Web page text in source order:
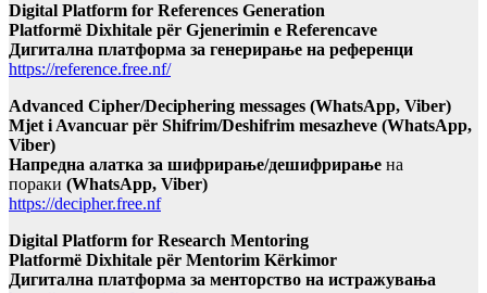
Digital Platform for References Generation
Platformë Dixhitale për Gjenerimin e Referencave
Дигитална платформа за генерирање на референци
https://reference.free.nf/
Advanced Cipher/Deciphering messages (WhatsApp, Viber)
Mjet i Avancuar për Shifrim/Deshifrim mesazheve (WhatsApp,
Viber)
Напредна алатка за шифрирање/дешифрирање на
пораки (WhatsApp, Viber)
https://decipher.free.nf
Digital Platform for Research Mentoring
Platformë Dixhitale për Mentorim Kërkimor
Дигитална платформа за менторство на истражувања